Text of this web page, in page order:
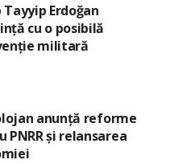
Tayyip Erdoğan
cu o posibilă
militară
anunță reforme
PNRR și relansarea